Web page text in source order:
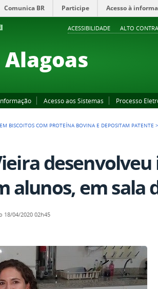
ACESSIBILIDADE ALTO
Comunica BR Participe Acesso à
Acesso aos Sistemas Processo
BISCOITOS COM PROTEÍNA BOVINA E DEPOSITAM PATENTE >
alunos, em sala
18/04/2020 02h45